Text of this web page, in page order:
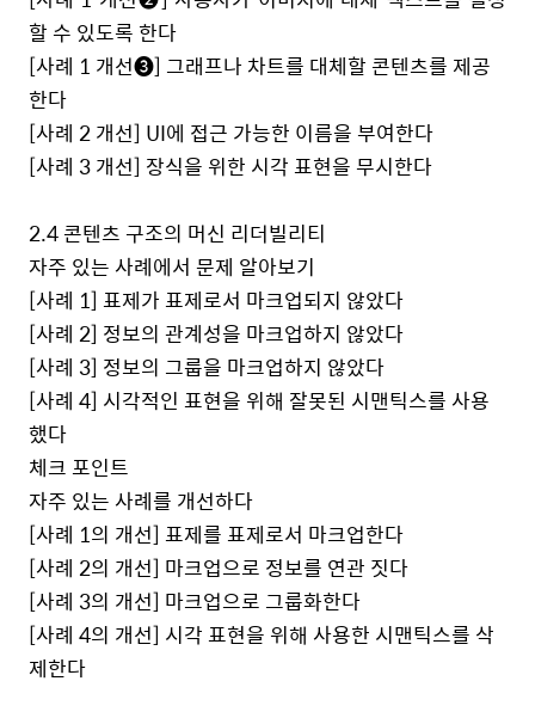
할 수 있도록 한다
[사례 1 개선❸] 그래프나 차트를 대체할 콘텐츠를 제공
한다
[사례 2개선] UI에 접근 가능한 이름을 부여한다
[사례 3개선] 장식을 위한 시각 표현을 무시한다
2.4콘텐츠 구조의 머신 리더빌리티
자주 있는 사례에서 문제 알아보기
[사례 1] 표제가 표제로서 마크업되지 않았다
[사례 2] 정보의 관계성을 마크업하지 않았다
[사례 3] 정보의 그룹을 마크업하지 않았다
[사례 4] 시각적인 표현을 위해 잘못된 시맨틱스를 사용
했다
체크 포인트
자주 있는 사례를 개선하다
[사례 1의 개선] 표제를 표제로서 마크업한다
[사례 2의 개선] 마크업으로 정보를 연관 짓다
[사례 3의 개선] 마크업으로 그룹화한다
[사례 4의 개선] 시각 표현을 위해 사용한 시맨틱스를 삭
제한다